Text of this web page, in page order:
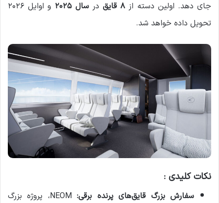
جای دهد. اولین دسته از ۸ قایق درسال ۲۰۲۵
و اوایل ۲۰۲۶
تحویل داده خواهد شد.
نکات کلیدی :
سفارش بزرگ قایق‌های پرنده برقی:
NEOM، پروژه بزرگ